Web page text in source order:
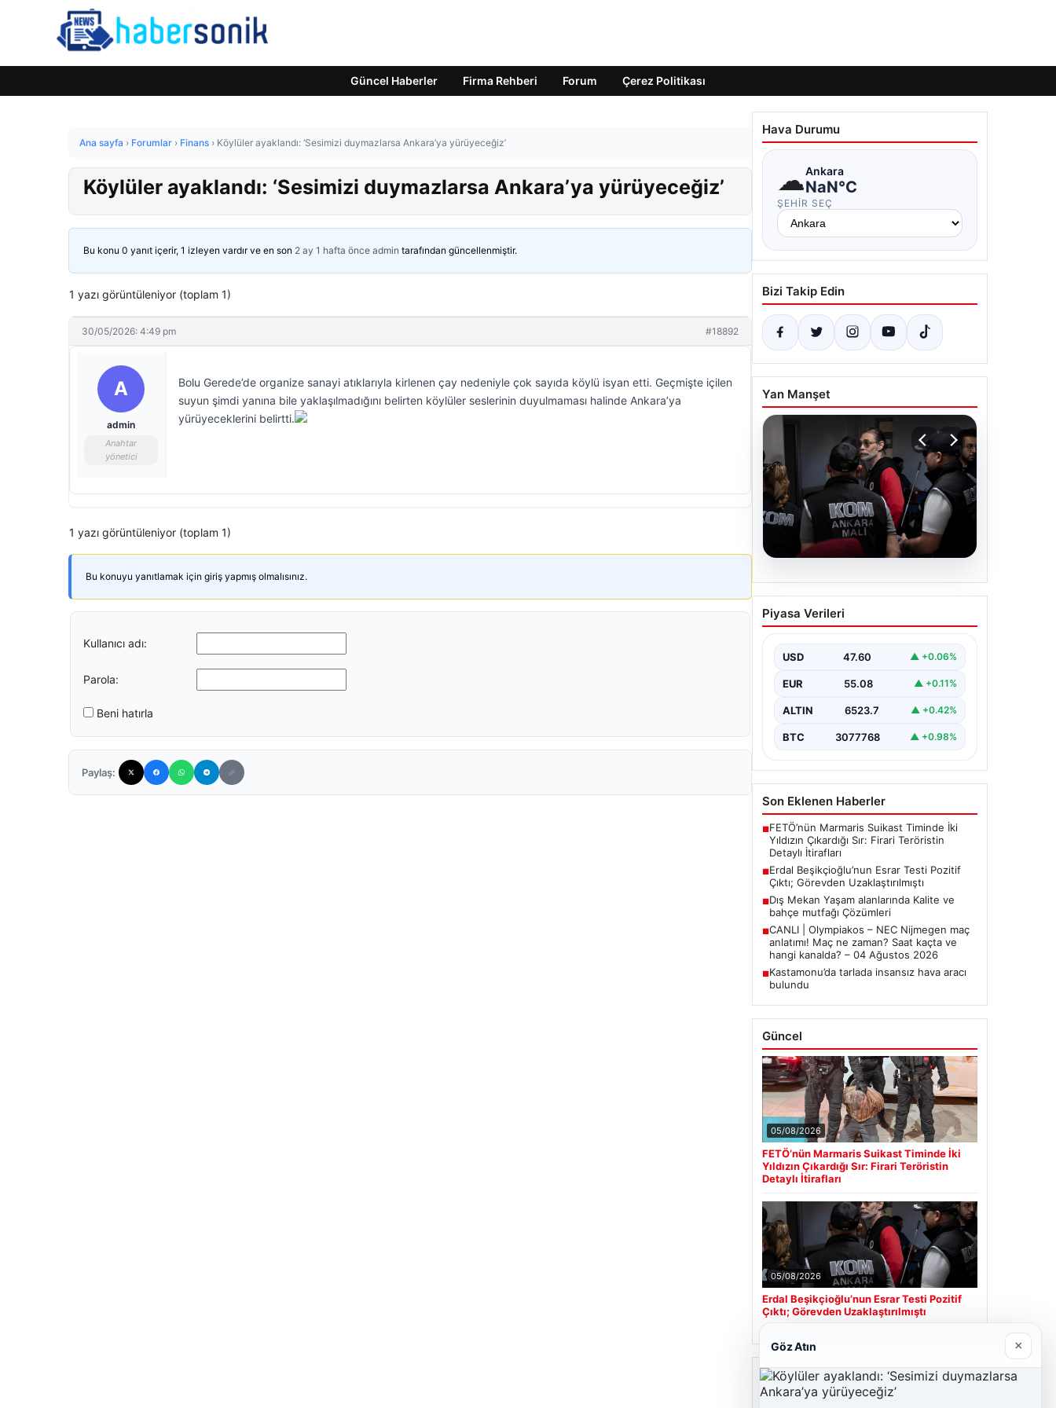
Güncel Haberler Firma Rehberi Forum Çerez Politikası
Ana sayfa › Forumlar › Finans › Köylüler ayaklandı: ‘Sesimizi duymazlarsa Ankara’ya yürüyeceğiz’
Köylüler ayaklandı: ‘Sesimizi duymazlarsa Ankara’ya yürüyeceğiz’
Bu konu 0 yanıt içerir, 1 izleyen vardır ve en son 2 ay 1 hafta önce admin tarafından güncellenmiştir.
1 yazı görüntüleniyor (toplam 1)
30/05/2026: 4:49 pm #18892
A
admin
Anahtar
yönetici
Bolu Gerede’de organize sanayi atıklarıyla kirlenen çay nedeniyle çok sayıda köylü isyan etti. Geçmişte içilen
suyun şimdi yanına bile yaklaşılmadığını belirten köylüler seslerinin duyulmaması halinde Ankara’ya
yürüyeceklerini belirtti.
1 yazı görüntüleniyor (toplam 1)
Bu konuyu yanıtlamak için giriş yapmış olmalısınız.
Kullanıcı adı:
Parola:
Beni hatırla
Paylaş:
Hava Durumu
☁Ankara
NaN°C
ŞEHIR SEÇ
Bizi Takip Edin
Yan Manşet
Erdal Beşikçioğlu’nun
Esrar Testi Pozitif Çıktı;
Uzaklaştırılmıştı
CHP'li Etimesgut Belediyesi’nde
yapılan yolsuzluk ve rüşvet
Belediye Başkanı Erdal
Piyasa Verileri
USD 47.60 ▲ +0.06%
EUR 55.08 ▲ +0.11%
ALTIN 6523.7 ▲ +0.42%
BTC 3077768 ▲ +0.98%
Son Eklenen Haberler
■FETÖ’nün Marmaris Suikast Timinde İki
Yıldızın Çıkardığı Sır: Firari Teröristin
Detaylı İtirafları
■Erdal Beşikçioğlu’nun Esrar Testi Pozitif
Çıktı; Görevden Uzaklaştırılmıştı
■Dış Mekan Yaşam alanlarında Kalite ve
bahçe mutfağı Çözümleri
■CANLI | Olympiakos – NEC Nijmegen maç
anlatımı! Maç ne zaman? Saat kaçta ve
hangi kanalda? – 04 Ağustos 2026
■Kastamonu’da tarlada insansız hava aracı
bulundu
Güncel
05/08/2026
FETÖ’nün Marmaris Suikast Timinde İki
Yıldızın Çıkardığı Sır: Firari Teröristin
Detaylı İtirafları
05/08/2026
Erdal Beşikçioğlu’nun Esrar Testi Pozitif
Çıktı; Görevden Uzaklaştırılmıştı
Son Eklenen Firmalar
Göz Atın ×